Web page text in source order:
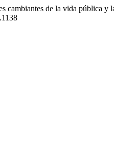
cambiantes de la vida pública y